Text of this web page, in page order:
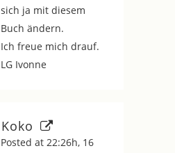
sich ja mit diesem
Buch ändern.
Ich freue mich drauf.
LG Ivonne
Koko
Posted at 22:26h, 16